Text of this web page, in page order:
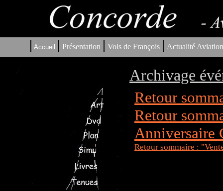
| Accueil | Présentation | Vols de François | Actualité
Archivage
Retour
Retour
Anniversaire
Retour sommaire :